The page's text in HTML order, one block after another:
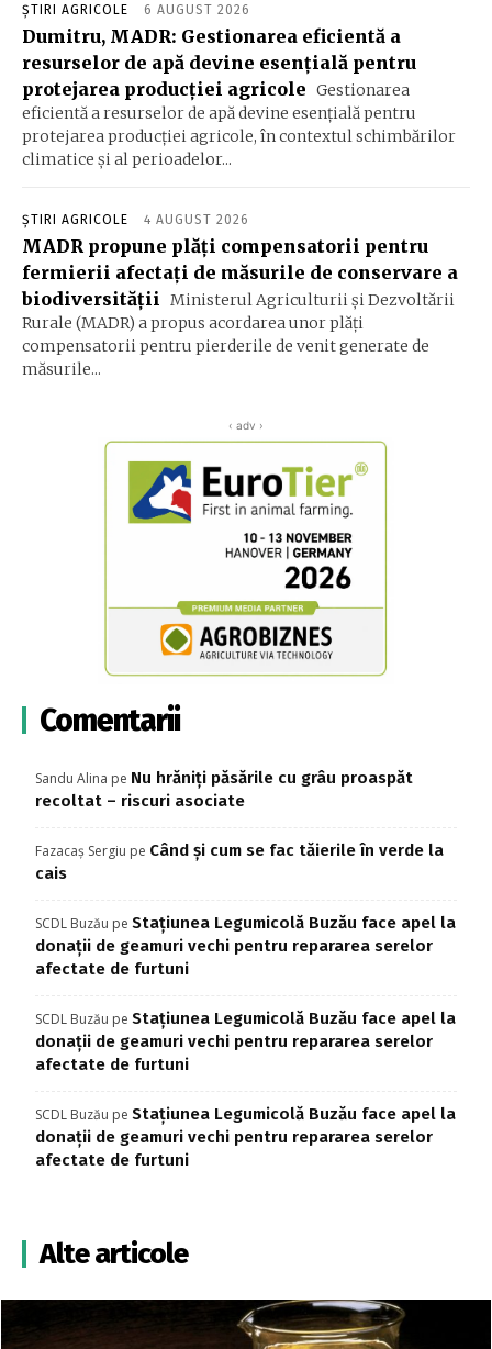
ȘTIRI AGRICOLE 6 AUGUST 2026
Dumitru, MADR: Gestionarea eficientă a
resurselor de apă devine esenţială pentru
protejarea producţiei agricole Gestionarea
eficientă a resurselor de apă devine esenţială pentru
protejarea producţiei agricole, în contextul schimbărilor
climatice şi al perioadelor...
ȘTIRI AGRICOLE 4 AUGUST 2026
MADR propune plăţi compensatorii pentru
fermierii afectaţi de măsurile de conservare a
biodiversităţii
Ministerul Agriculturii şi Dezvoltării
Rurale (MADR) a propus acordarea unor plăţi
compensatorii pentru pierderile de venit generate de
măsurile...
‹ adv ›
Comentarii
Sandu Alina pe Nu hrăniți păsările cu grâu proaspăt
recoltat – riscuri asociate
Fazacaș Sergiu pe Când și cum se fac tăierile în verde la
cais
SCDL Buzău pe Stațiunea Legumicolă Buzău face apel la
donații de geamuri vechi pentru repararea serelor
afectate de furtuni
SCDL Buzău pe Stațiunea Legumicolă Buzău face apel la
donații de geamuri vechi pentru repararea serelor
afectate de furtuni
SCDL Buzău pe Stațiunea Legumicolă Buzău face apel la
donații de geamuri vechi pentru repararea serelor
afectate de furtuni
Alte articole